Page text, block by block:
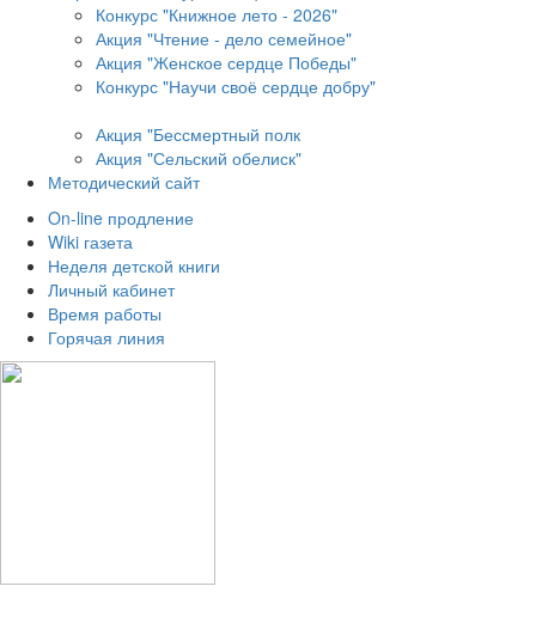
Конкурс "Книжное лето - 2026"
Акция "Чтение - дело семейное"
Акция "Женское сердце Победы"
Конкурс "Научи своё сердце добру"
Акция "Бессмертный полк
Акция "Сельский обелиск"
Методический сайт
On-line продление
Wiki газета
Неделя детской книги
Личный кабинет
Время работы
Горячая линия